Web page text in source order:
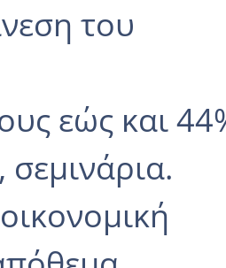
του
εώς και
σεμινάρια.